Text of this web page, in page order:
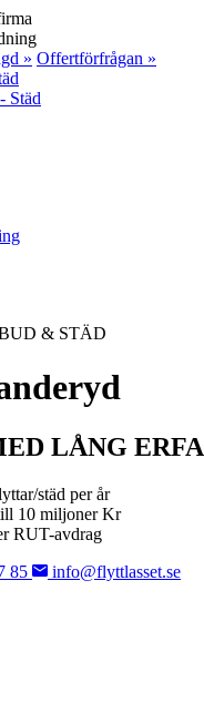
» Offertförfrågan »
& STÄD
LÅNG
städ per år
10 miljoner Kr
RUT-avdrag
85 info@flyttlasset.se